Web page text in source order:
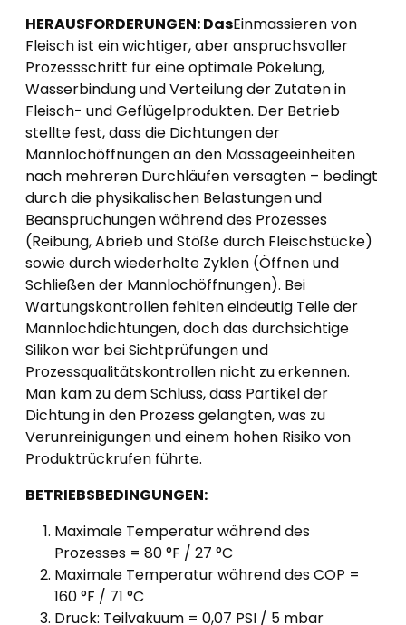
HERAUSFORDERUNGEN: DasEinmassieren von
Fleisch ist ein wichtiger, aber anspruchsvoller
Prozessschritt für eine optimale Pökelung,
Wasserbindung und Verteilung der Zutaten in
Fleisch- und Geflügelprodukten. Der Betrieb
stellte fest, dass die Dichtungen der
Mannlochöffnungen an den Massageeinheiten
nach mehreren Durchläufen versagten – bedingt
durch die physikalischen Belastungen und
Beanspruchungen während des Prozesses
(Reibung, Abrieb und Stöße durch Fleischstücke)
sowie durch wiederholte Zyklen (Öffnen und
Schließen der Mannlochöffnungen). Bei
Wartungskontrollen fehlten eindeutig Teile der
Mannlochdichtungen, doch das durchsichtige
Silikon war bei Sichtprüfungen und
Prozessqualitätskontrollen nicht zu erkennen.
Man kam zu dem Schluss, dass Partikel der
Dichtung in den Prozess gelangten, was zu
Verunreinigungen und einem hohen Risiko von
Produktrückrufen führte.
BETRIEBSBEDINGUNGEN:
Maximale Temperatur während des
Prozesses = 80 °F / 27 °C
Maximale Temperatur während des COP =
160 °F / 71 °C
Druck: Teilvakuum = 0,07 PSI / 5 mbar